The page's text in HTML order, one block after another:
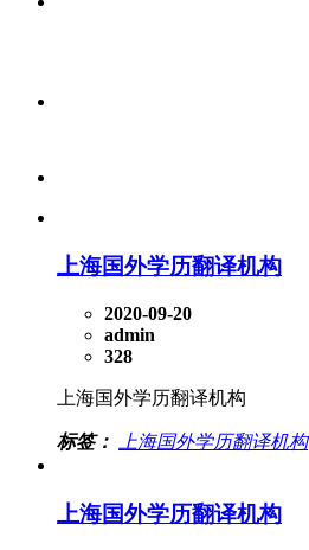
上海国外学历翻译机构
2020-09-20
admin
328
上海国外学历翻译机构
标签： 上海国外学历翻译机构
上海国外学历翻译机构